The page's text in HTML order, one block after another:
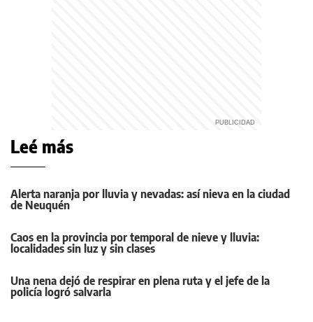
Leé más
Alerta naranja por lluvia y nevadas: así nieva en la ciudad
de Neuquén
Caos en la provincia por temporal de nieve y lluvia:
localidades sin luz y sin clases
Una nena dejó de respirar en plena ruta y el jefe de la
policía logró salvarla